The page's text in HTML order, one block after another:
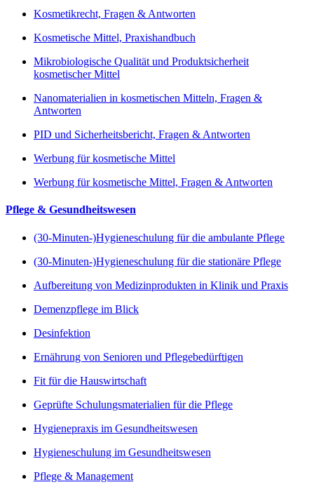
Kosmetikrecht, Fragen & Antworten
Kosmetische Mittel, Praxishandbuch
Mikrobiologische Qualität und Produktsicherheit
kosmetischer Mittel
Nanomaterialien in kosmetischen Mitteln, Fragen &
Antworten
PID und Sicherheitsbericht, Fragen & Antworten
Werbung für kosmetische Mittel
Werbung für kosmetische Mittel, Fragen & Antworten
Pflege & Gesundheitswesen
(30-Minuten-)Hygieneschulung für die ambulante Pflege
(30-Minuten-)Hygieneschulung für die stationäre Pflege
Aufbereitung von Medizinprodukten in Klinik und Praxis
Demenzpflege im Blick
Desinfektion
Ernährung von Senioren und Pflegebedürftigen
Fit für die Hauswirtschaft
Geprüfte Schulungsmaterialien für die Pflege
Hygienepraxis im Gesundheitswesen
Hygieneschulung im Gesundheitswesen
Pflege & Management